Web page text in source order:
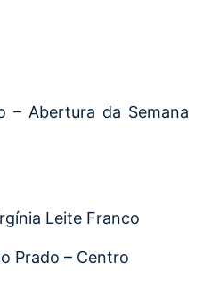
– Abertura da Semana
Leite Franco
Prado – Centro